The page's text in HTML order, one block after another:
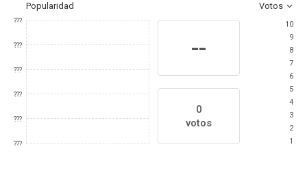
Popularidad Votos
???
???
???
???
???
???
--
0
votos
10
9
8
7
6
5
4
3
2
1